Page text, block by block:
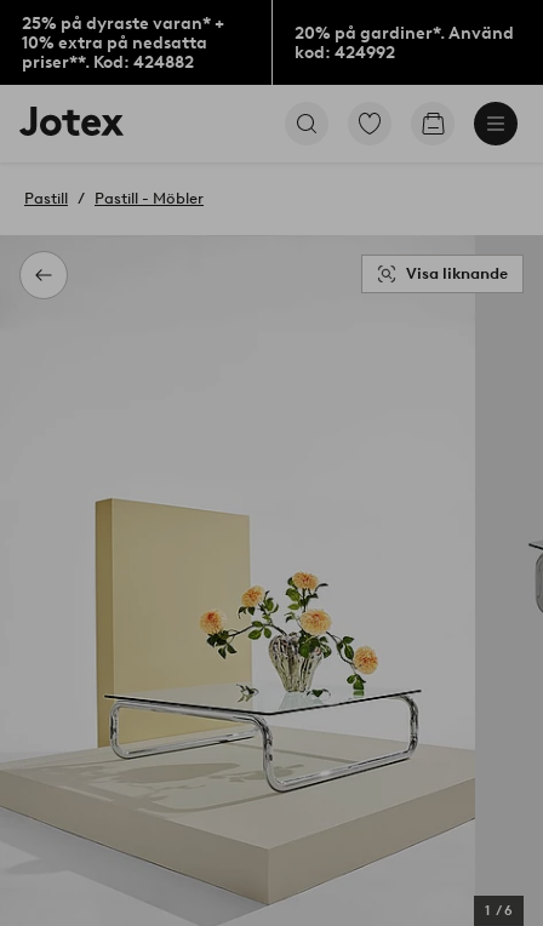
25% på dyraste varan* +
10% extra på nedsatta
priser**. Kod: 424882
20% på gardiner*. Använd
kod: 424992
Jotex
logotyp
till
Gå
Gå
Tillbaka
Pastill Pastill - Möbler
1 /6
Visa liknande